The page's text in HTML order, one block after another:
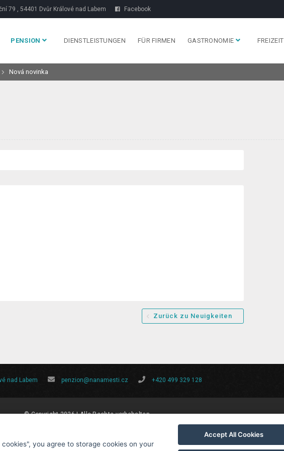
79 , 54401 Dvůr Králové nad Labem Facebook
PENSION DIENSTLEISTUNGEN FÜR FIRMEN GASTRONOMIE FREIZEIT
Nová novinka
Zurück zu Neuigkeiten
nad Labem penzion@nanamesti.cz +420 499 329 128
© Copyright 2026 | Alle Rechte vorbehalten
you agree to storage cookies on your
Accept All Cookies